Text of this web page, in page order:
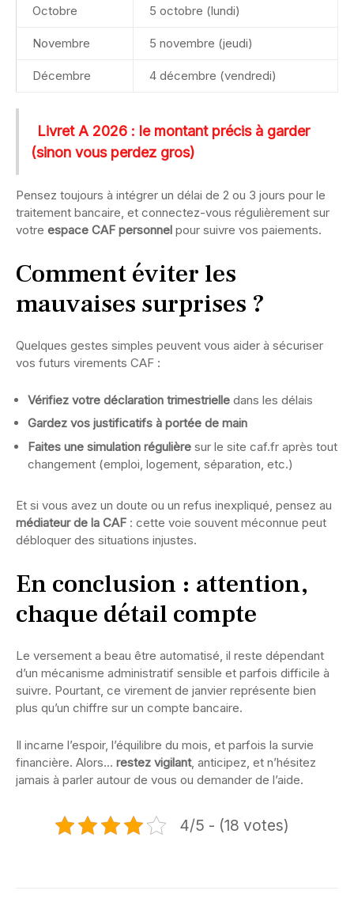
Octobre 5 octobre (lundi)
Novembre 5 novembre (jeudi)
Décembre 4 décembre (vendredi)
Livret A 2026 : le montant précis à garder
(sinon vous perdez gros)
Pensez toujours à intégrer un délai de 2 ou 3 jours pour le
traitement bancaire, et connectez-vous régulièrement sur
votre espace CAF personnel pour suivre vos paiements.
Comment éviter les
mauvaises surprises ?
Quelques gestes simples peuvent vous aider à sécuriser
vos futurs virements CAF :
Vérifiez votre déclaration trimestrielle dans les délais
Gardez vos justificatifs à portée de main
Faites une simulation régulière sur le site caf.fr après tout
changement (emploi, logement, séparation, etc.)
Et si vous avez un doute ou un refus inexpliqué, pensez au
médiateur de la CAF : cette voie souvent méconnue peut
débloquer des situations injustes.
En conclusion : attention,
chaque détail compte
Le versement a beau être automatisé, il reste dépendant
d’un mécanisme administratif sensible et parfois difficile à
suivre. Pourtant, ce virement de janvier représente bien
plus qu’un chiffre sur un compte bancaire.
Il incarne l’espoir, l’équilibre du mois, et parfois la survie
financière. Alors… restez vigilant, anticipez, et n’hésitez
jamais à parler autour de vous ou demander de l’aide.
4/5 - (18 votes)